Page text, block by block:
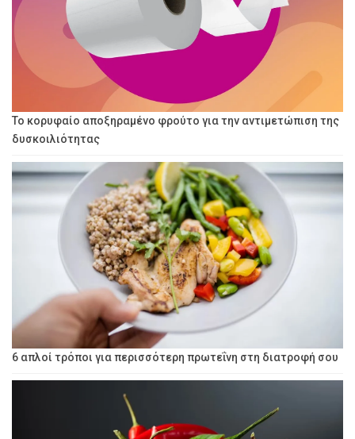
Το κορυφαίο αποξηραμένο φρούτο για την αντιμετώπιση της
δυσκοιλιότητας
6 απλοί τρόποι για περισσότερη πρωτεΐνη στη διατροφή σου